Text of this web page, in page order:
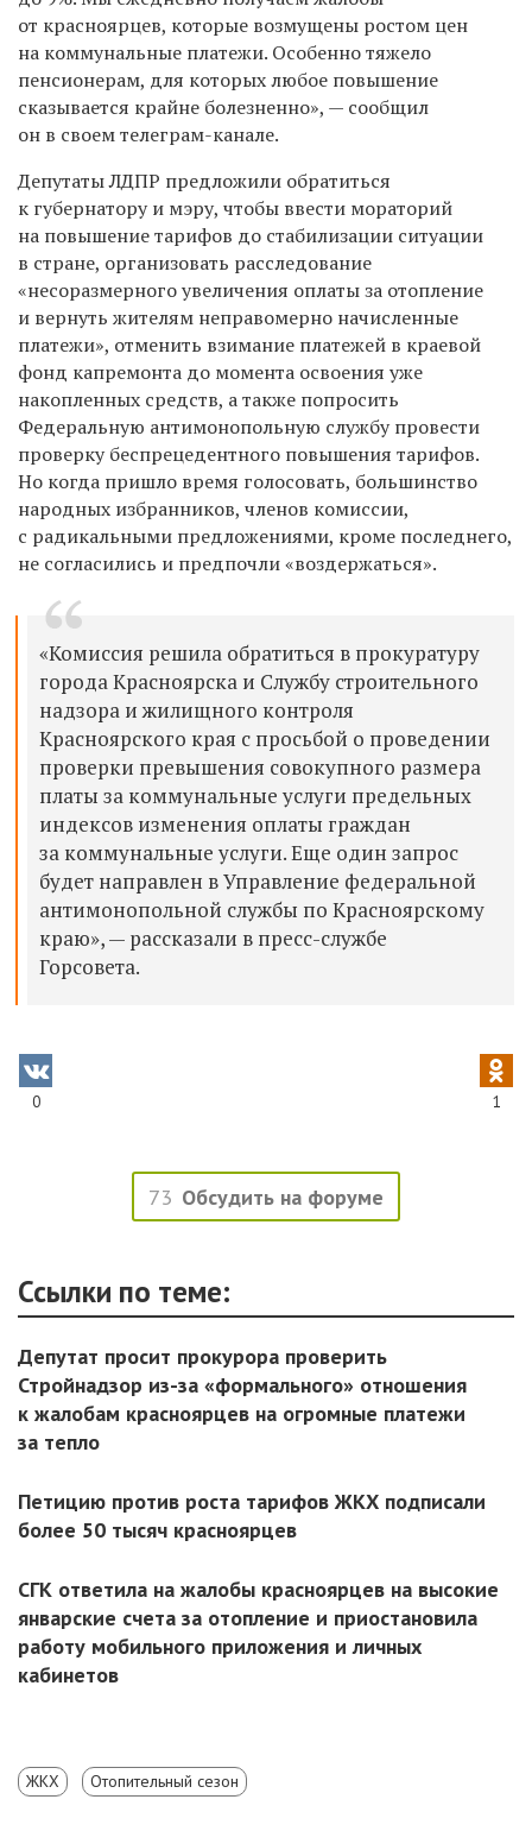
от красноярцев, которые возмущены ростом цен
на коммунальные платежи. Особенно тяжело
пенсионерам, для которых любое повышение
сказывается крайне болезненно», — сообщил
он в своем телеграм-канале.
Депутаты ЛДПР предложили обратиться
к губернатору и мэру, чтобы ввести мораторий
на повышение тарифов до стабилизации ситуации
в стране, организовать расследование
«несоразмерного увеличения оплаты за отопление
и вернуть жителям неправомерно начисленные
платежи», отменить взимание платежей в краевой
фонд капремонта до момента освоения уже
накопленных средств, а также попросить
Федеральную антимонопольную службупровести
проверку беспрецедентного повышения тарифов.
Но когда пришло время голосовать, большинство
народных избранников, членов комиссии,
с радикальными предложениями, кроме последнего,
не согласились и предпочли «воздержаться».
«Комиссия решила обратиться в прокуратуру
города Красноярска и Службу строительного
надзора и жилищного контроля
Красноярского края с просьбой о проведении
проверки превышения совокупного размера
платы за коммунальные услуги предельных
индексов изменения оплаты граждан
за коммунальные услуги. Еще один запрос
будет направлен в Управление федеральной
антимонопольной службы по Красноярскому
краю», — рассказали в пресс-службе
Горсовета.
0 1
73 Обсудить на форуме
Ссылки по теме:
Депутат просит прокурора проверить
Стройнадзор из-за «формального» отношения
к жалобам красноярцев на огромные платежи
за тепло
Петицию против роста тарифов ЖКХ подписали
более 50 тысяч красноярцев
СГК ответила на жалобы красноярцев на высокие
январские счета за отопление и приостановила
работу мобильного приложения и личных
кабинетов
ЖКХ Отопительный сезон